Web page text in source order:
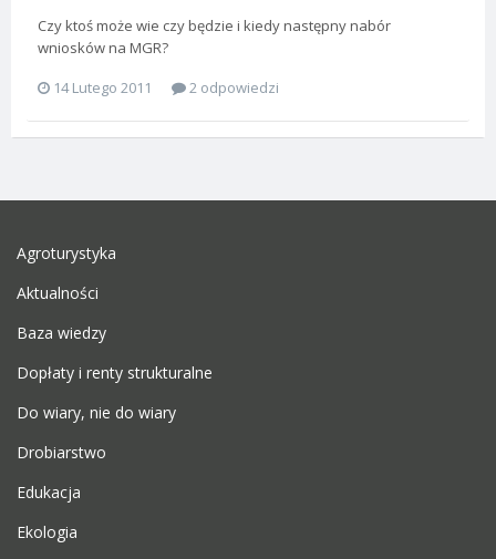
Czy ktoś może wie czy będzie i kiedy następny nabór
wniosków na MGR?
14 Lutego 2011
2 odpowiedzi
Agroturystyka
Aktualności
Baza wiedzy
Dopłaty i renty strukturalne
Do wiary, nie do wiary
Drobiarstwo
Edukacja
Ekologia